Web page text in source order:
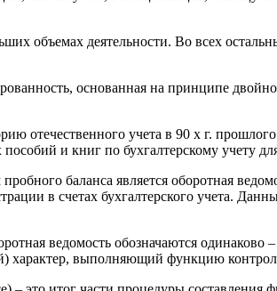
объемах деятельности. Во всех
основанная на принципе
отечественного учета в 90 х г.
и книг по бухгалтерскому учету
баланса является оборотная
в счетах бухгалтерского учета.
ведомость обозначаются
характер, выполняющий функцию